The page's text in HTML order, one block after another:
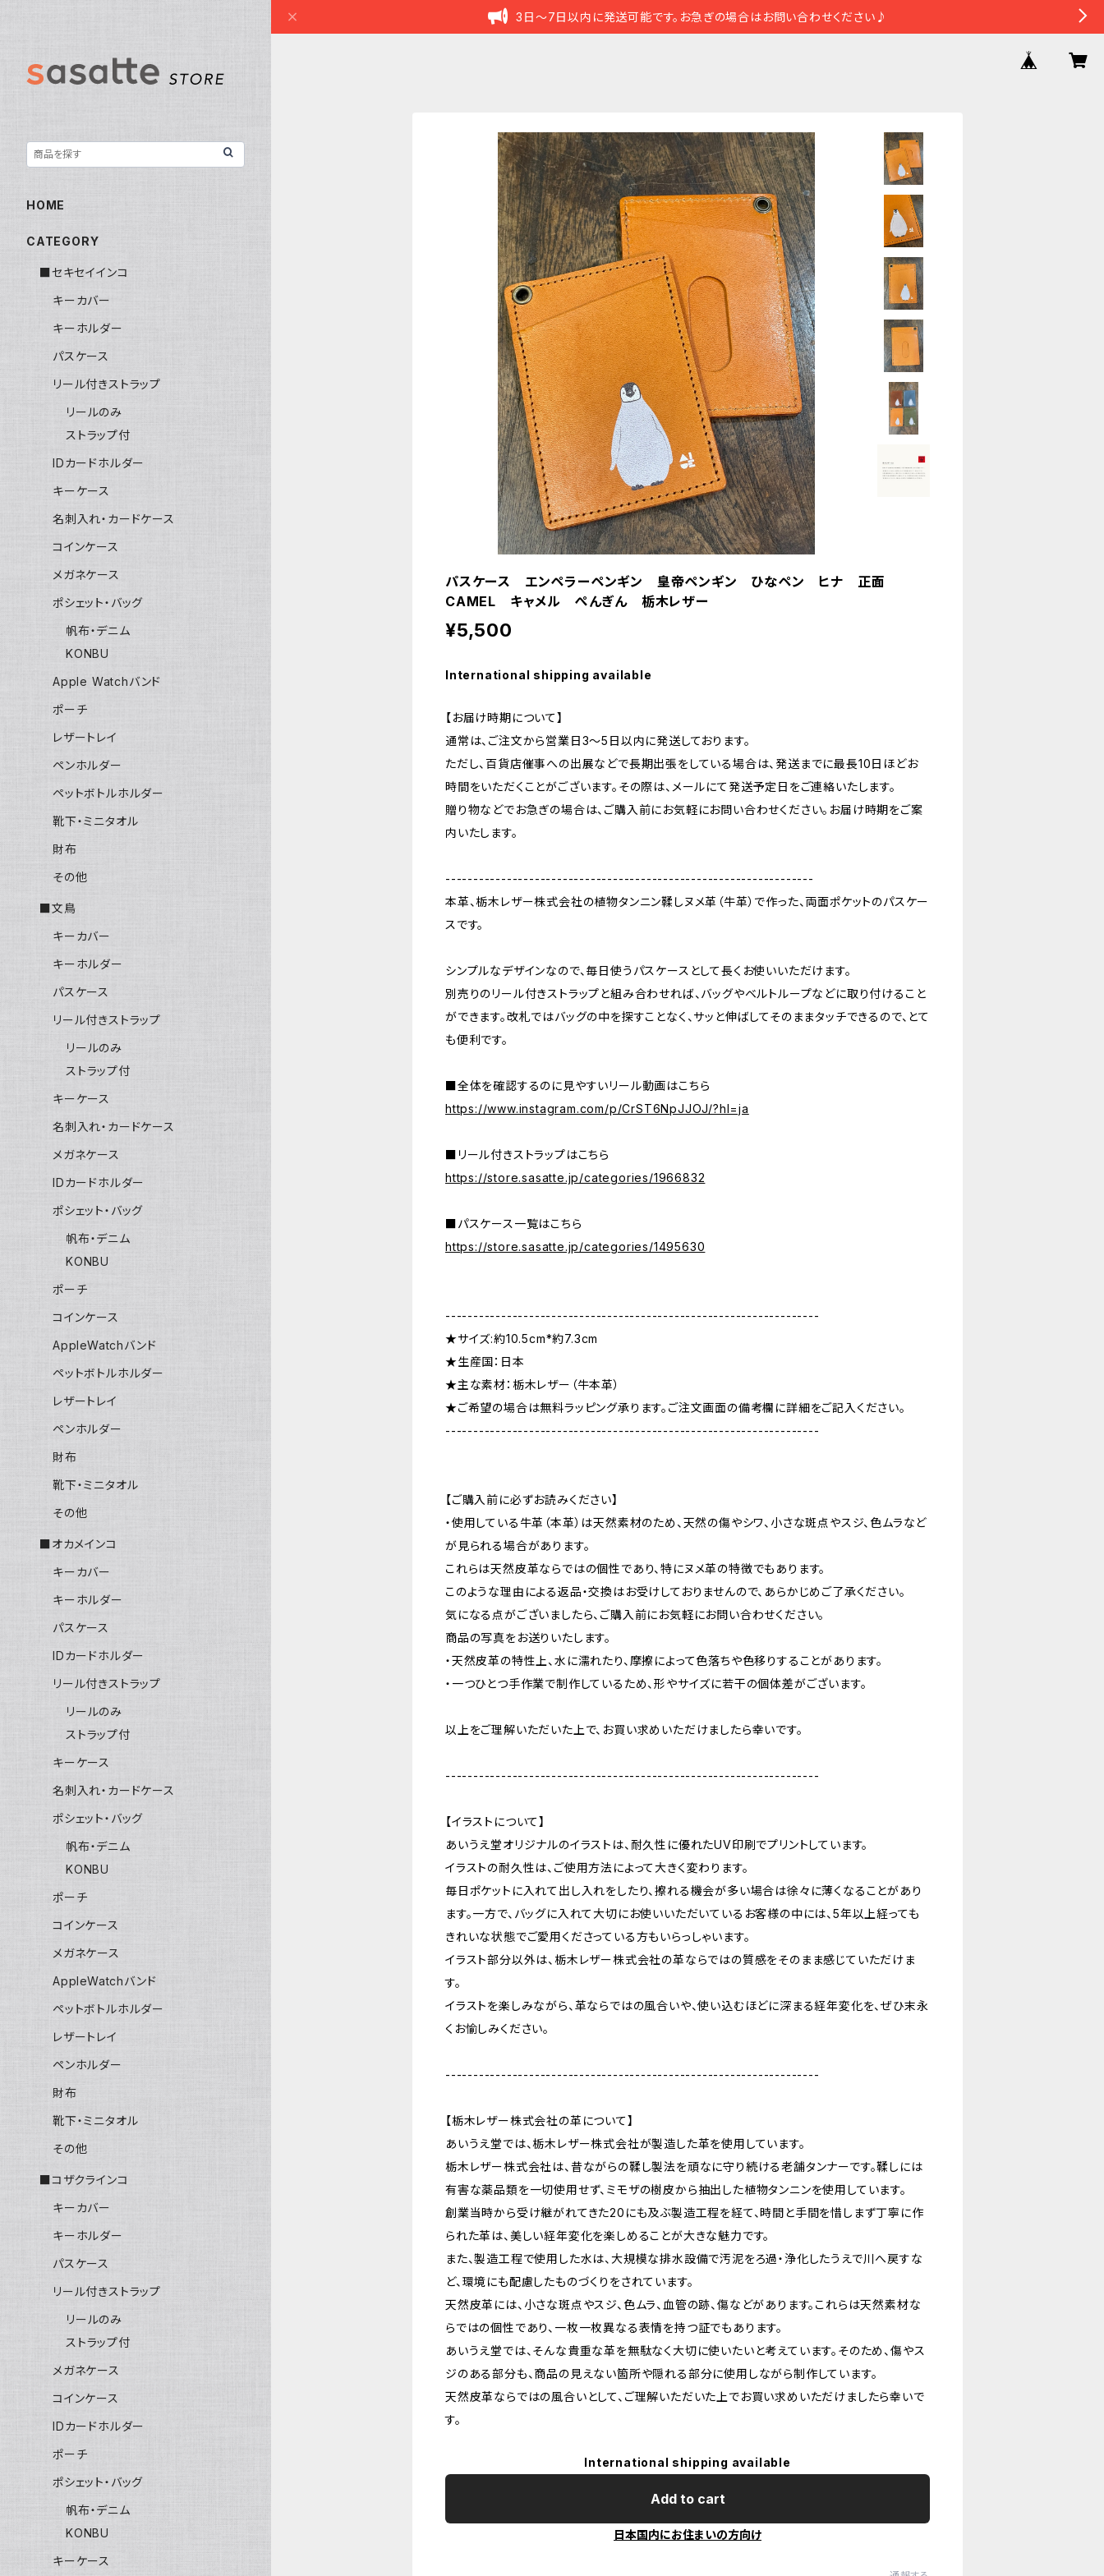
3日～7日以内に発送可能です。お急ぎの場合はお問い合わせください♪
パスケース エンペラーペンギン 皇帝ペンギン ひなペン ヒナ 正面
CAMEL キャメル ぺんぎん 栃木レザー
¥5,500
International shipping available
【お届け時期について】
通常は、ご注文から営業日3〜5日以内に発送しております。
ただし、百貨店催事への出展などで長期出張をしている場合は、発送までに最長10日ほどお
時間をいただくことがございます。その際は、メールにて発送予定日をご連絡いたします。
贈り物などでお急ぎの場合は、ご購入前にお気軽にお問い合わせください。お届け時期をご案
内いたします。
------------------------------------------------------------------
本革、栃木レザー株式会社の植物タンニン鞣しヌメ革（牛革）で作った、両面ポケットのパスケー
スです。
シンプルなデザインなので、毎日使うパスケースとして長くお使いいただけます。
別売りのリール付きストラップと組み合わせれば、バッグやベルトループなどに取り付けること
ができます。改札ではバッグの中を探すことなく、サッと伸ばしてそのままタッチできるので、とて
も便利です。
■全体を確認するのに見やすいリール動画はこちら
https://www.instagram.com/p/CrST6NpJJOJ/?hl=ja
■リール付きストラップはこちら
https://store.sasatte.jp/categories/1966832
■パスケース一覧はこちら
https://store.sasatte.jp/categories/1495630
-------------------------------------------------------------------
★サイズ:約10.5cm*約7.3cm
★生産国：日本
★主な素材：栃木レザー（牛本革）
★ご希望の場合は無料ラッピング承ります。ご注文画面の備考欄に詳細をご記入ください。
-------------------------------------------------------------------
【ご購入前に必ずお読みください】
・使用している牛革（本革）は天然素材のため、天然の傷やシワ、小さな斑点やスジ、色ムラなど
が見られる場合があります。
これらは天然皮革ならではの個性であり、特にヌメ革の特徴でもあります。
このような理由による返品・交換はお受けしておりませんので、あらかじめご了承ください。
気になる点がございましたら、ご購入前にお気軽にお問い合わせください。
商品の写真をお送りいたします。
・天然皮革の特性上、水に濡れたり、摩擦によって色落ちや色移りすることがあります。
・一つひとつ手作業で制作しているため、形やサイズに若干の個体差がございます。
以上をご理解いただいた上で、お買い求めいただけましたら幸いです。
-------------------------------------------------------------------
【イラストについて】
あいうえ堂オリジナルのイラストは、耐久性に優れたUV印刷でプリントしています。
イラストの耐久性は、ご使用方法によって大きく変わります。
毎日ポケットに入れて出し入れをしたり、擦れる機会が多い場合は徐々に薄くなることがあり
ます。一方で、バッグに入れて大切にお使いいただいているお客様の中には、5年以上経っても
きれいな状態でご愛用くださっている方もいらっしゃいます。
イラスト部分以外は、栃木レザー株式会社の革ならではの質感をそのまま感じていただけま
す。
イラストを楽しみながら、革ならではの風合いや、使い込むほどに深まる経年変化を、ぜひ末永
くお愉しみください。
-------------------------------------------------------------------
【栃木レザー株式会社の革について】
あいうえ堂では、栃木レザー株式会社が製造した革を使用しています。
栃木レザー株式会社は、昔ながらの鞣し製法を頑なに守り続ける老舗タンナーです。鞣しには
有害な薬品類を一切使用せず、ミモザの樹皮から抽出した植物タンニンを使用しています。
創業当時から受け継がれてきた20にも及ぶ製造工程を経て、時間と手間を惜しまず丁寧に作
られた革は、美しい経年変化を楽しめることが大きな魅力です。
また、製造工程で使用した水は、大規模な排水設備で汚泥をろ過・浄化したうえで川へ戻すな
ど、環境にも配慮したものづくりをされています。
天然皮革には、小さな斑点やスジ、色ムラ、血管の跡、傷などがあります。これらは天然素材な
らではの個性であり、一枚一枚異なる表情を持つ証でもあります。
あいうえ堂では、そんな貴重な革を無駄なく大切に使いたいと考えています。そのため、傷やス
ジのある部分も、商品の見えない箇所や隠れる部分に使用しながら制作しています。
天然皮革ならではの風合いとして、ご理解いただいた上でお買い求めいただけましたら幸いで
す。
International shipping available
Add to cart
日本国内にお住まいの方向け
HOME
CATEGORY
■セキセイインコ
キーカバー
キーホルダー
パスケース
リール付きストラップ
リールのみ
ストラップ付
IDカードホルダー
キーケース
名刺入れ・カードケース
コインケース
メガネケース
ポシェット・バッグ
帆布・デニム
KONBU
Apple Watchバンド
ポーチ
レザートレイ
ペンホルダー
ペットボトルホルダー
靴下・ミニタオル
財布
その他
■文鳥
キーカバー
キーホルダー
パスケース
リール付きストラップ
リールのみ
ストラップ付
キーケース
名刺入れ・カードケース
メガネケース
IDカードホルダー
ポシェット・バッグ
帆布・デニム
KONBU
ポーチ
コインケース
AppleWatchバンド
ペットボトルホルダー
レザートレイ
ペンホルダー
財布
靴下・ミニタオル
その他
■オカメインコ
キーカバー
キーホルダー
パスケース
IDカードホルダー
リール付きストラップ
リールのみ
ストラップ付
キーケース
名刺入れ・カードケース
ポシェット・バッグ
帆布・デニム
KONBU
ポーチ
コインケース
メガネケース
AppleWatchバンド
ペットボトルホルダー
レザートレイ
ペンホルダー
財布
靴下・ミニタオル
その他
■コザクラインコ
キーカバー
キーホルダー
パスケース
リール付きストラップ
リールのみ
ストラップ付
メガネケース
コインケース
IDカードホルダー
ポーチ
ポシェット・バッグ
帆布・デニム
KONBU
キーケース